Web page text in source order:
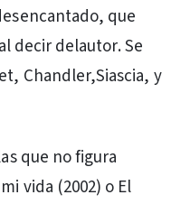
que
decir delautor. Se
Chandler,Siascia, y
que no figura
vida (2002) o El